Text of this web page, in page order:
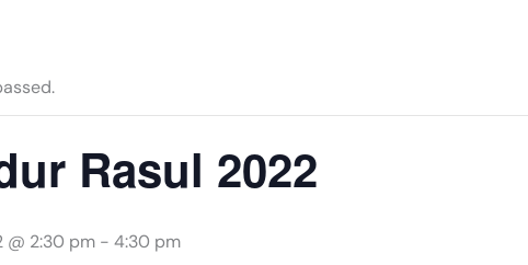
Rasul 2022
@ 2:30 pm - 4:30 pm